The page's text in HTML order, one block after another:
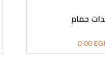
حمام
0.00